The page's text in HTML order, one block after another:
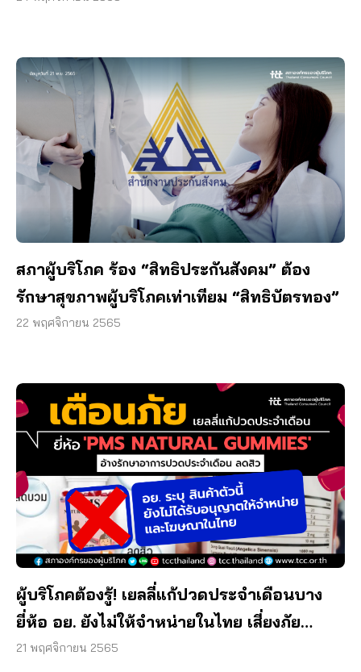
สภาผู้บริโภค ร้อง “สิทธิประกันสังคม” ต้อง
รักษาสุขภาพผู้บริโภคเท่าเทียม “สิทธิบัตรทอง”
22 พฤศจิกายน 2565
ผู้บริโภคต้องรู้! เยลลี่แก้ปวดประจำเดือนบาง
ยี่ห้อ อย. ยังไม่ให้จำหน่ายในไทย เสี่ยงภัย
สุขภาพ
21 พฤศจิกายน 2565